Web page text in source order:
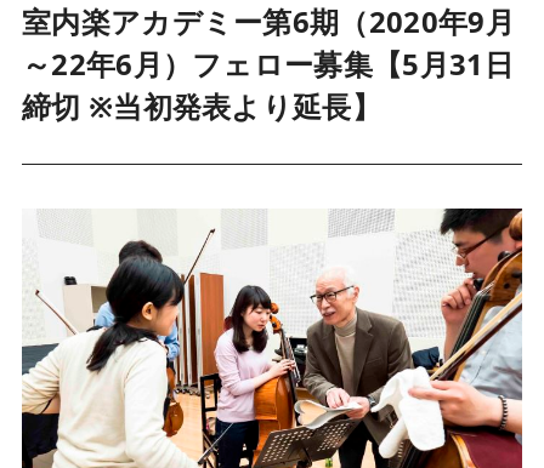
室内楽アカデミー第6期（2020年9月
～22年6月）フェロー募集【5月31日
締切 ※当初発表より延長】